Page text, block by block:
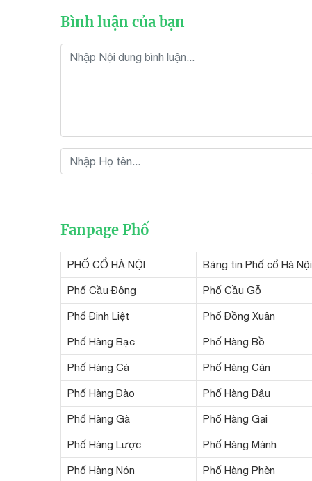
Bình luận của bạn
Fanpage Phố
PHỐ CỔ HÀ NỘI Bảng tin Phố cổ Hà Nội
Phố Cầu Đông Phố Cầu Gỗ
Phố Đinh Liệt Phố Đồng Xuân
Phố Hàng Bạc Phố Hàng Bồ
Phố Hàng Cá Phố Hàng Cân
Phố Hàng Đào Phố Hàng Đậu
Phố Hàng Gà Phố Hàng Gai
Phố Hàng Lược Phố Hàng Mành
Phố Hàng Nón Phố Hàng Phèn